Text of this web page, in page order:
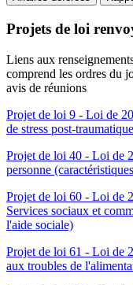
Projets de loi
Liens aux
comprend les ordres du
avis de réunions
Projet de loi 9 - Loi de
de stress post-traumatique
Projet de loi 40 - Loi de
personne
Projet de loi 60 - Loi de
Services sociaux et
l'aide sociale)
Projet de loi 61 - Loi de
aux troubles de